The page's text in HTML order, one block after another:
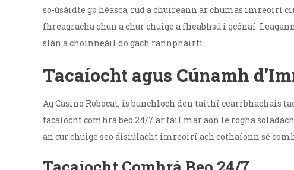
so-úsáidte go héasca, rud a chuireann ar chumas imreoirí
fhreagracha chun a chur chuige a fheabhsú i gcónaí.
slán a choinneáil do gach rannpháirtí.
Tacaíocht agus Cúnamh
Ag Casino Robocat, is bunchloch den taithí cearrbhachais
tacaíocht comhrá beo 24/7 ar fáil mar aon le rogha
an cur chuige seo áisiúlacht imreoirí ach cothaíonn sé